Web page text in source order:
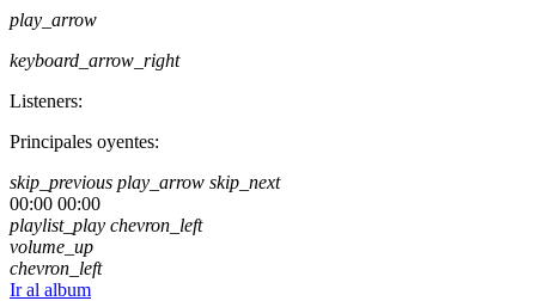
play_arrow
keyboard_arrow_right
Listeners:
Principales oyentes:
skip_previous play_arrow skip_next
00:00 00:00
playlist_play chevron_left
volume_up
chevron_left
Ir al album